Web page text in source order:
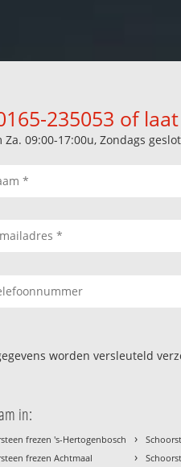
235053 of
Za. 09:00-17:00u, Zondags
worden versleuteld
in:
frezen 's-Hertogenbosch
frezen Achtmaal
›
›